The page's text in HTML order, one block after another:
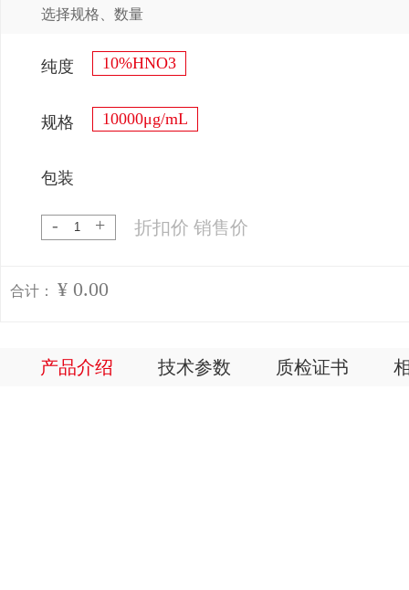
选择规格、数量
纯度 10%HNO3
规格 10000μg/mL
包装
- + 折扣价 销售价
合计： ¥ 0.00
产品介绍 技术参数 质检证书